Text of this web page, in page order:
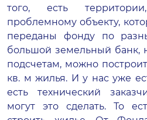
того, есть
проблемному объекту,
переданы фонду по
большой земельный банк,
подсчетам, можно
кв. м жилья. И у нас уже
есть технический
могут это сделать. То